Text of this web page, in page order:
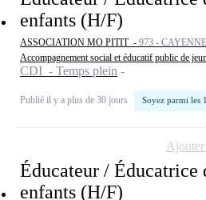
enfants (H/F)
ASSOCIATION MO PITIT - 973 - CAYENNE
Accompagnement social et éducatif public de
CDI - Temps plein
Publié il y a plus de 30 jours Soyez parmi les
Éducateur / Éducatrice
enfants (H/F)